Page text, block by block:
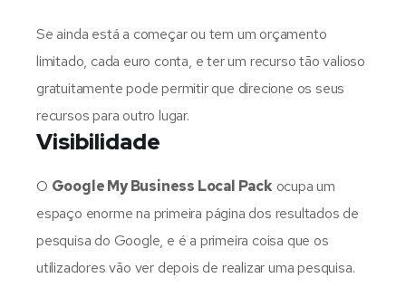
Se ainda está a começar ou tem um orçamento
limitado, cada euro conta, e ter um recurso tão valioso
gratuitamente pode permitir que direcione os seus
recursos para outro lugar.
Visibilidade
O Google My Business Local Packocupa um
espaço enorme na primeira página dos resultados de
pesquisa do Google, e é a primeira coisa que os
utilizadores vão ver depois de realizar uma pesquisa.